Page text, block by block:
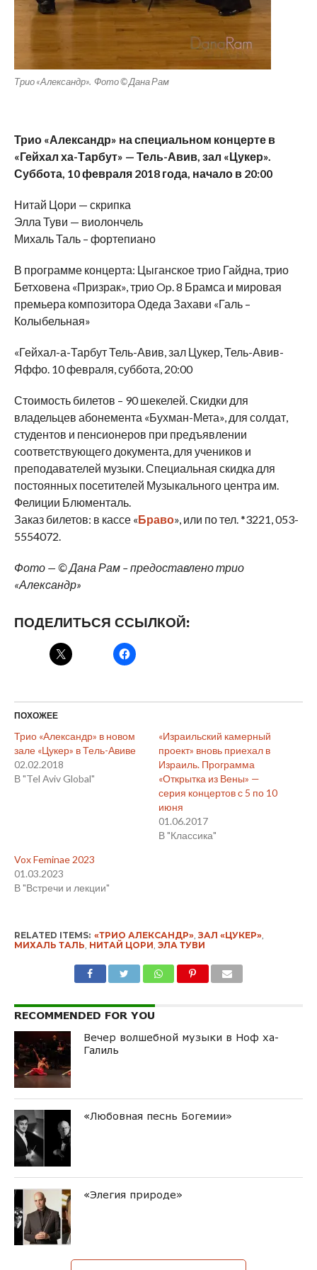
Трио «Александр». Фото © Дана Рам
Трио «Александр» на специальном концерте в
«Гейхал ха-Тарбут» — Тель-Авив, зал «Цукер».
Суббота, 10 февраля 2018 года, начало в 20:00
Нитай Цори — скрипка
Элла Туви — виолончель
Михаль Таль – фортепиано
В программе концерта: Цыганское трио Гайдна, трио
Бетховена «Призрак», трио Op. 8 Брамса и мировая
премьера композитора Одеда Захави «Галь –
Колыбельная»
«Гейхал-а-Тарбут Тель-Авив, зал Цукер, Тель-Авив-
Яффо. 10 февраля, суббота, 20:00
Стоимость билетов – 90 шекелей. Скидки для
владельцев абонемента «Бухман-Мета», для солдат,
студентов и пенсионеров при предъявлении
соответствующего документа, для учеников и
преподавателей музыки. Специальная скидка для
постоянных посетителей Музыкального центра им.
Фелиции Блюменталь.
Заказ билетов: в кассе «Браво», или по тел. *3221, 053-
5554072.
Фото — © Дана Рам – предоставлено трио
«Александр»
ПОДЕЛИТЬСЯ ССЫЛКОЙ:
ПОХОЖЕЕ
Трио «Александр» в новом
зале «Цукер» в Тель-Авиве
02.02.2018
В "Tel Aviv Global"
«Израильский камерный
проект» вновь приехал в
Израиль. Программа
«Открытка из Вены» —
серия концертов с 5 по 10
июня
01.06.2017
В "Классика"
Vox Feminae 2023
01.03.2023
В "Встречи и лекции"
RELATED ITEMS: «ТРИО АЛЕКСАНДР», ЗАЛ «ЦУКЕР»,
МИХАЛЬ ТАЛЬ НИТАЙ ЦОРИ ЭЛА ТУВИ
RECOMMENDED FOR YOU
Вечер волшебной музыки в Ноф ха-
Галиль
«Любовная песнь Богемии»
«Элегия природе»